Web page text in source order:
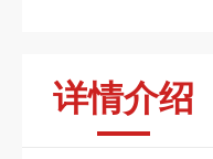
详情介绍